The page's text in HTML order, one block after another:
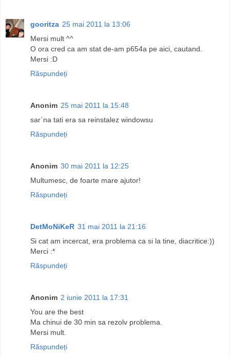
gooritza 25 mai 2011 la 13:06
Mersi mult ^^
O ora cred ca am stat de-am p654a pe aici, cautand.
Mersi :D
Răspundeți
Anonim 25 mai 2011 la 15:48
sar`na tati era sa reinstalez windowsu
Răspundeți
Anonim 30 mai 2011 la 12:25
Multumesc, de foarte mare ajutor!
Răspundeți
DetMoNiKeR 31 mai 2011 la 21:16
Si cat am incercat, era problema ca si la tine, diacritice:))
Merci :*
Răspundeți
Anonim 2 iunie 2011 la 17:31
You are the best
Ma chinui de 30 min sa rezolv problema.
Mersi mult.
Răspundeți